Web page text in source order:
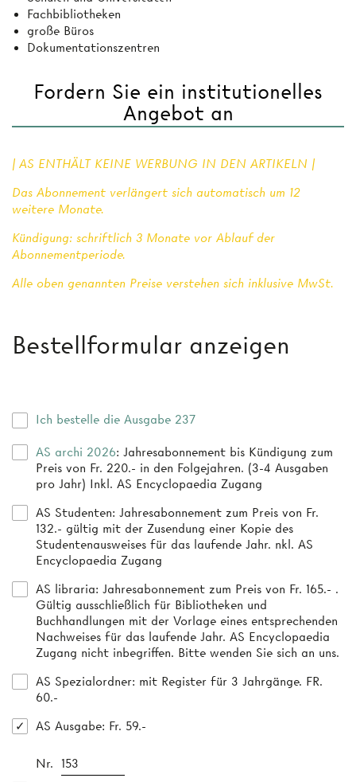
Fachbibliotheken
große Büros
Dokumentationszentren
Fordern Sie ein institutionelles
Angebot an
| AS ENTHÄLT KEINE WERBUNG IN DEN ARTIKELN |
Das Abonnement verlängert sich automatisch um 12
weitere Monate.
Kündigung: schriftlich 3 Monate vor Ablauf der
Abonnementperiode.
Alle oben genannten Preise verstehen sich inklusive MwSt.
Bestellformular anzeigen
Ich bestelle die Ausgabe 237
AS archi 2026: Jahresabonnement bis Kündigung zum
Preis von Fr. 220.- in den Folgejahren. (3-4 Ausgaben
pro Jahr) Inkl. AS Encyclopaedia Zugang
AS Studenten: Jahresabonnement zum Preis von Fr.
132.- gültig mit der Zusendung einer Kopie des
Studentenausweises für das laufende Jahr. nkl. AS
Encyclopaedia Zugang
AS libraria: Jahresabonnement zum Preis von Fr. 165.- .
Gültig ausschließlich für Bibliotheken und
Buchhandlungen mit der Vorlage eines entsprechenden
Nachweises für das laufende Jahr. AS Encyclopaedia
Zugang nicht inbegriffen. Bitte wenden Sie sich an uns.
AS Spezialordner: mit Register für 3 Jahrgänge. FR.
60.-
AS Ausgabe: Fr. 59.-
Nr.